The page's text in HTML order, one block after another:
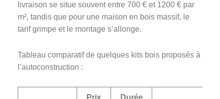
livraison se situe souvent entre 700 € et 1200 € par
m², tandis que pour une maison en bois massif, le
tarif grimpe et le montage s’allonge.
Tableau comparatif de quelques kits bois proposés à
l’autoconstruction :